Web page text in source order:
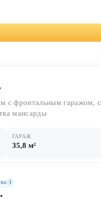
с фронтальным гаражом, с
мансарды
ГАРАЖ
35,8 м²
i